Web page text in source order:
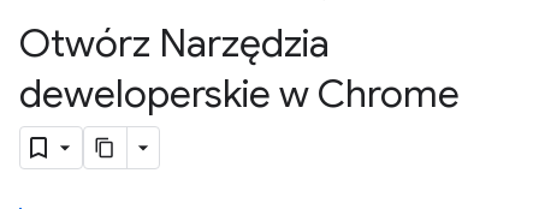
Otwórz Narzędzia
deweloperskie w Chrome